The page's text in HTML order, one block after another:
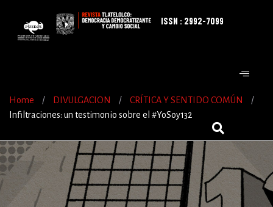
ISSN : 2992-7099
Home / DIVULGACION / CRÍTICA Y SENTIDO COMÚN
/
Infiltraciones: un testimonio sobre el #YoSoy132